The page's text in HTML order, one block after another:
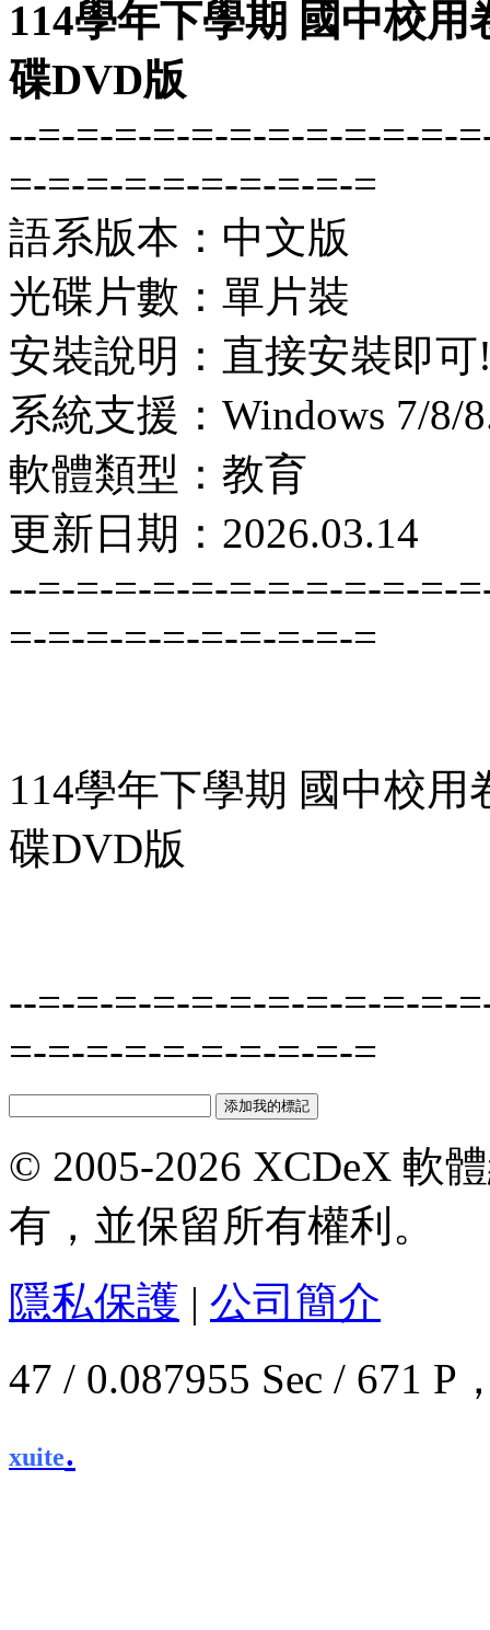
114學年下學期 國中校
碟DVD版
--=-=-=-=-=-=-=-=-=-=-=-
=-=-=-=-=-=-=-=-=-=
語系版本：中文版
光碟片數：單片裝
安裝說明：直接安裝即可
系統支援：Windows 7/8/
軟體類型：教育
更新日期：2026.03.14
--=-=-=-=-=-=-=-=-=-=-=-
=-=-=-=-=-=-=-=-=-=
114學年下學期 國中校
碟DVD版
--=-=-=-=-=-=-=-=-=-=-=-
=-=-=-=-=-=-=-=-=-=
© 2005-2026 XCDeX 軟
有，並保留所有權利。
隱私保護 | 公司簡介
47 / 0.087955 Sec / 671
xuite.